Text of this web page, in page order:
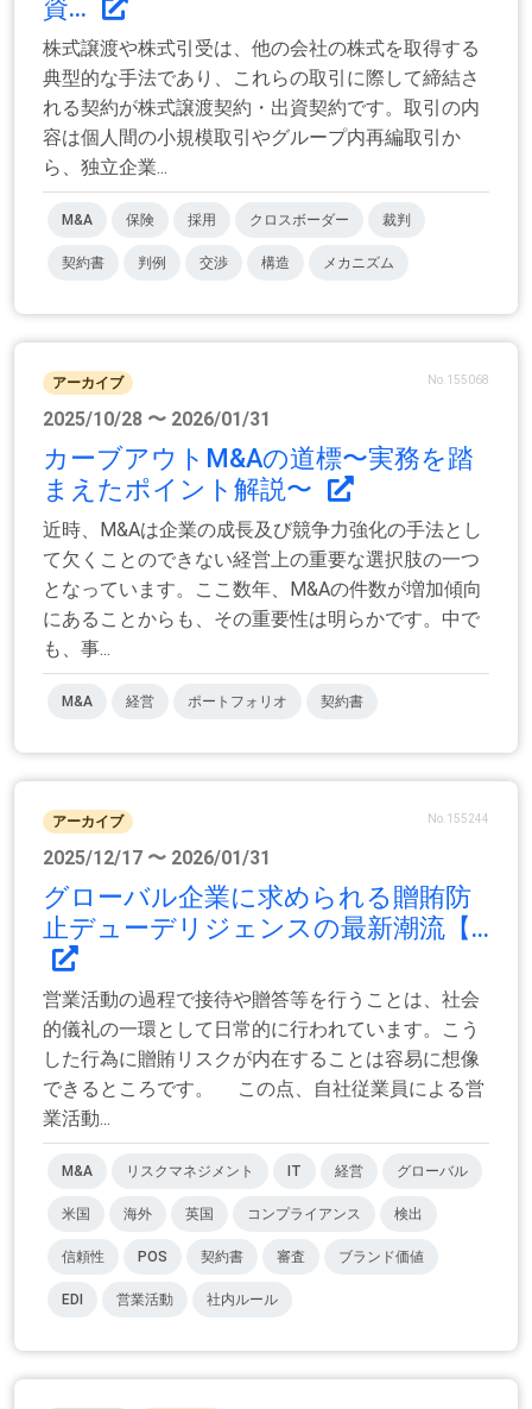
資...
株式譲渡や株式引受は、他の会社の株式を取得する
典型的な手法であり、これらの取引に際して締結さ
れる契約が株式譲渡契約・出資契約です。取引の内
容は個人間の小規模取引やグループ内再編取引か
ら、独立企業...
M&A 保険 採用 クロスボーダー 裁判
契約書 判例 交渉 構造 メカニズム
アーカイブ No.155068
2025/10/28 〜 2026/01/31
カーブアウトM&Aの道標〜実務を踏
まえたポイント解説〜
近時、M&Aは企業の成長及び競争力強化の手法とし
て欠くことのできない経営上の重要な選択肢の一つ
となっています。ここ数年、M&Aの件数が増加傾向
にあることからも、その重要性は明らかです。中で
も、事...
M&A 経営 ポートフォリオ 契約書
アーカイブ No.155244
2025/12/17 〜 2026/01/31
グローバル企業に求められる贈賄防
止デューデリジェンスの最新潮流【...
営業活動の過程で接待や贈答等を行うことは、社会
的儀礼の一環として日常的に行われています。こう
した行為に贈賄リスクが内在することは容易に想像
できるところです。 この点、自社従業員による営
業活動...
M&A リスクマネジメント IT 経営 グローバル
米国 海外 英国 コンプライアンス 検出
信頼性 POS 契約書 審査 ブランド価値
EDI 営業活動 社内ルール